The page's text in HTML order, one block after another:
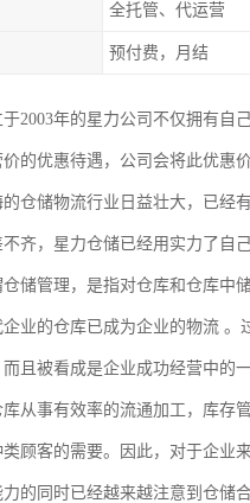
全托管、代运营
预付费，月结
于2003年的星力公司不仅拥有自
价的优惠待遇，公司会将此优惠
的仓储物流行业日益壮大，已
齐，星力仓储已经用实力了自
仓储管理，是指对仓库和仓库中
企业的仓库已成为企业的物流 。
而且被看成是企业成功经营中的
库从事有效率的流通加工，库存
类顾客的需要。因此，对于企业
力的同时已经越来越注意到仓储